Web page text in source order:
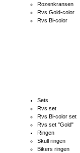
Rozenkransen
Rvs Gold-color
Rvs Bi-color
Sets
Rvs set
Rvs Bi-color set
Rvs set "Gold"
Ringen
Skull ringen
Bikers ringen